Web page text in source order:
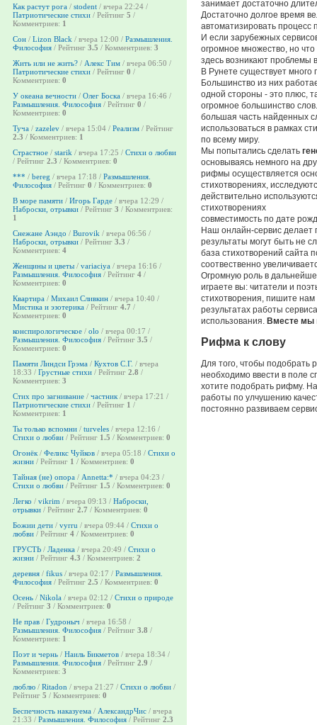
Как растут рога / stodent / вчера 22:24 /
Патриотические стихи / Рейтинг 5 /
Комментриев: 1
Сон / Lizon Black / вчера 12:00 / Размышления.
Философия / Рейтинг 3.5 / Комментриев: 3
Жить или не жить? / Алекс Тим / вчера 06:50 /
Патриотические стихи / Рейтинг 0 /
Комментриев: 0
У океана вечности / Олег Боска / вчера 16:46 /
Размышления. Философия / Рейтинг 0 /
Комментриев: 0
Туча / zazelev / вчера 15:04 / Реализм / Рейтинг
2.3 / Комментриев: 1
Страстное / starik / вчера 17:25 / Стихи о любви
/ Рейтинг 2.3 / Комментриев: 0
*** / bereg / вчера 17:18 / Размышления.
Философия / Рейтинг 0 / Комментриев: 0
В море памяти / Игорь Гарде / вчера 12:29 /
Наброски, отрывки / Рейтинг 3 / Комментриев:
1
Снежане Аэндо / Burovik / вчера 06:56 /
Наброски, отрывки / Рейтинг 3.3 /
Комментриев: 4
Женщины и цветы / variaciya / вчера 16:16 /
Размышления. Философия / Рейтинг 4 /
Комментриев: 0
Квартира / Михаил Сливкин / вчера 10:40 /
Мистика и эзотерика / Рейтинг 4.7 /
Комментриев: 0
конспирологическое / olo / вчера 00:17 /
Размышления. Философия / Рейтинг 3.5 /
Комментриев: 0
Памяти Линдси Грэма / Кухтов С.Г. / вчера
18:33 / Грустные стихи / Рейтинг 2.8 /
Комментриев: 3
Стих про загнивание / частник / вчера 17:21 /
Патриотические стихи / Рейтинг 1 /
Комментриев: 1
Ты только вспомни / turveles / вчера 12:16 /
Стихи о любви / Рейтинг 1.5 / Комментриев: 0
Огонёк / Феликс Чуйков / вчера 05:18 / Стихи о
жизни / Рейтинг 1 / Комментриев: 0
Тайная (не) опора / Annetta:* / вчера 04:23 /
Стихи о любви / Рейтинг 1.5 / Комментриев: 0
Легко / vikrim / вчера 09:13 / Наброски,
отрывки / Рейтинг 2.7 / Комментриев: 0
Божии дети / vyrru / вчера 09:44 / Стихи о
любви / Рейтинг 4 / Комментриев: 0
ГРУСТЬ / Ладенка / вчера 20:49 / Стихи о
жизни / Рейтинг 4.3 / Комментриев: 2
деревня / fikus / вчера 02:17 / Размышления.
Философия / Рейтинг 2.5 / Комментриев: 0
Осень / Nikola / вчера 02:12 / Стихи о природе
/ Рейтинг 3 / Комментриев: 0
Не прав / Гудроныч / вчера 16:58 /
Размышления. Философия / Рейтинг 3.8 /
Комментриев: 1
Поэт и чернь / Наиль Бикметов / вчера 18:34 /
Размышления. Философия / Рейтинг 2.9 /
Комментриев: 3
люблю / Ritadon / вчера 21:27 / Стихи о любви /
Рейтинг 5 / Комментриев: 0
Беспечность наказуема / АлександрЧис / вчера
21:33 / Размышления. Философия / Рейтинг 2.3
занимает достаточно
Достаточно долгое время
автоматизировать процесс
И если зарубежных
огромное множество, но что
здесь возникают проблемы
В Рунете существует много
Большинство из них
одной стороны - это плюс,
огромное большинство
большая часть найденных
использоваться в рамках
по всему миру.
Мы попытались сделать
основываясь немного на
рифмы осуществляется
стихотворениях,
действительно
стихотворениях
совместимость по дате
Наш онлайн-сервис делает
результаты могут быть не
база стихотворений сайта
соотвественно
Огромную роль в
играете вы: читатели и
стихотворения, пишите
результатах работы
использования. Вместе мы
Рифма к слову
Для того, чтобы подобрать
необходимо ввести в поле
хотите подобрать рифму.
работы по улчушению
постоянно развиваем